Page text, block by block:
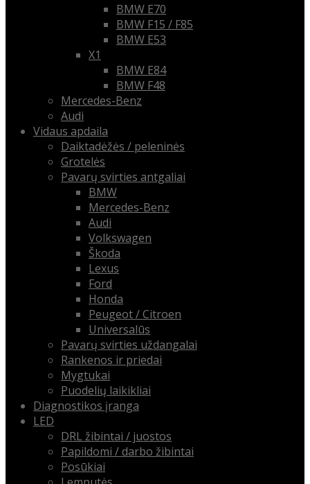
BMW E70
BMW F15 / F85
BMW E53
X1
BMW E84
BMW F48
Mercedes-Benz
Audi
Vidaus apdaila
Daiktadėžės / peleninės
Grotelės
Pavarų svirties antgaliai
BMW
Mercedes-Benz
Audi
Volkswagen
Škoda
Lexus
Ford
Honda
Peugeot / Citroen
Universalūs
Pavarų svirties uždangalai
Rankenos ir priedai
Mygtukai
Puodelių laikikliai
Diagnostikos įranga
LED
DRL žibintai / juostos
Papildomi / darbo žibintai
Posūkiai